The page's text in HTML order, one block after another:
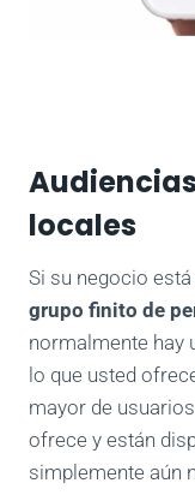
locales
Si su negocio
grupo finito de
normalmente hay
lo que usted
mayor de
ofrece y están
simplemente aún